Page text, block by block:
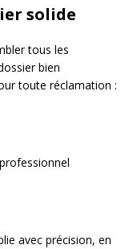
solide
tous les
bien
toute réclamation :
avec précision, en